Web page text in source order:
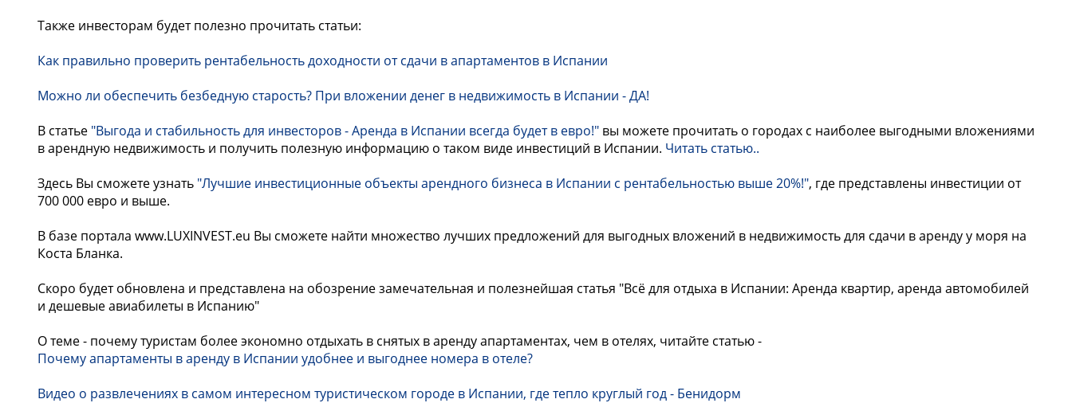
Также инвесторам будет полезно прочитать статьи:
Как правильно проверить рентабельность доходности от сдачи в апартаментов в Испании
Можно ли обеспечить безбедную старость? При вложении денег в недвижимость в Испании - ДА!
В статье "Выгода и стабильность для инвесторов - Аренда в Испании всегда будет в евро!"вы можете прочитать о городах с наиболее выгодными вложениями
в арендную недвижимость и получить полезную информацию о таком виде инвестиций в Испании. Читать статью..
Здесь Вы сможете узнать "Лучшие инвестиционные объекты арендного бизнеса в Испании с рентабельностью выше 20%!", где представлены инвестиции от
700 000 евро и выше.
В базе портала www.LUXINVEST.eu Вы сможете найти множество лучших предложений для выгодных вложений в недвижимость для сдачи в аренду у моря на
Коста Бланка.
Скоро будет обновлена и представлена на обозрение замечательная и полезнейшая статья "Всё для отдыха в Испании: Аренда квартир, аренда автомобилей
и дешевые авиабилеты в Испанию"
О теме - почему туристам более экономно отдыхать в снятых в аренду апартаментах, чем в отелях, читайте статью -
Почему апартаменты в аренду в Испании удобнее и выгоднее номера в отеле?
Видео о развлечениях в самом интересном туристическом городе в Испании, где тепло круглый год - Бенидорм